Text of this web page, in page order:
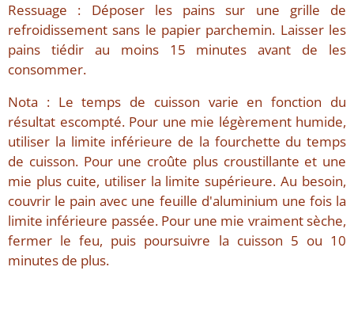
Ressuage : Déposer les pains sur une grille de
refroidissement sans le papier parchemin. Laisser les
pains tiédir au moins 15 minutes avant de les
consommer.
Nota : Le temps de cuisson varie en fonction du
résultat escompté. Pour une mie légèrement humide,
utiliser la limite inférieure de la fourchette du temps
de cuisson. Pour une croûte plus croustillante et une
mie plus cuite, utiliser la limite supérieure. Au besoin,
couvrir le pain avec une feuille d'aluminium une fois la
limite inférieure passée. Pour une mie vraiment sèche,
fermer le feu, puis poursuivre la cuisson 5 ou 10
minutes de plus.